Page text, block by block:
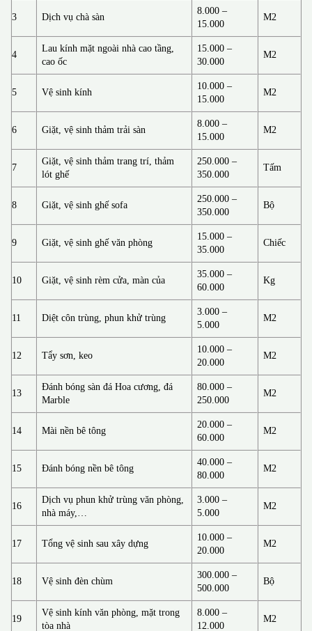
3 Dịch vụ chà sàn
8.000 –
15.000
M2
4
Lau kính mặt ngoài nhà cao tầng,
cao ốc
15.000 –
30.000
M2
5 Vệ sinh kính
10.000 –
15.000
M2
6 Giặt, vệ sinh thảm trải sàn
8.000 –
15.000
M2
7
Giặt, vệ sinh thảm trang trí, thảm
lót ghế
250.000 –
350.000
Tấm
8 Giặt, vệ sinh ghế sofa
250.000 –
350.000
Bộ
9 Giặt, vệ sinh ghế văn phòng
15.000 –
35.000
Chiếc
10 Giặt, vệ sinh rèm cửa, màn của
35.000 –
60.000
Kg
11 Diệt côn trùng, phun khử trùng
3.000 –
5.000
M2
12 Tẩy sơn, keo
10.000 –
20.000
M2
13
Đánh bóng sàn đá Hoa cương, đá
Marble
80.000 –
250.000
M2
14 Mài nền bê tông
20.000 –
60.000
M2
15 Đánh bóng nền bê tông
40.000 –
80.000
M2
16
Dịch vụ phun khử trùng văn phòng,
nhà máy,…
3.000 –
5.000
M2
17 Tổng vệ sinh sau xây dựng
10.000 –
20.000
M2
18 Vệ sinh đèn chùm
300.000 –
500.000
Bộ
19
Vệ sinh kính văn phòng, mặt trong
tòa nhà
8.000 –
12.000
M2